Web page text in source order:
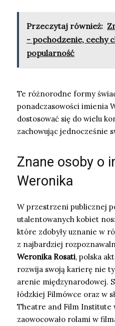
Przeczytaj również:
- pochodzenie, cechy
popularność
Te różnorodne formy
ponadczasowości imienia
dostosować się do wielu
zachowując jednocześnie
Znane osoby o
Weronika
W przestrzeni publicznej
utalentowanych kobiet
które zdobyły uznanie w
z najbardziej
Weronika Rosati, polska
rozwija swoją karierę nie
arenie międzynarodowej.
łódzkiej Filmówce oraz w
Theatre and Film Institute
zaowocowało rolami w